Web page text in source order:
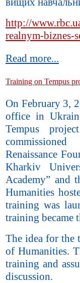
http://
realnym-biznes-
Read more...
Training on Tempus
On February 3,
office in
Tempus
Renaissance
Kharkiv
Academy” and
Humanities
training was
training became
The idea for
of Humanities.
training and
discussion.